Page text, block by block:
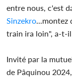
entre nous, c'est
Sinzekro
train ira loin", a-t-il
Invité par la
de Pâquinou